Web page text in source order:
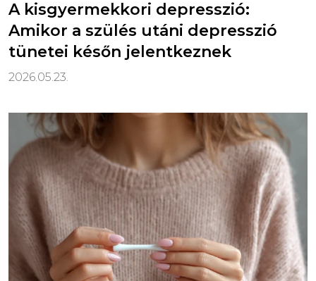
A kisgyermekkori depresszió:
Amikor a szülés utáni depresszió
tünetei későn jelentkeznek
2026.05.23.